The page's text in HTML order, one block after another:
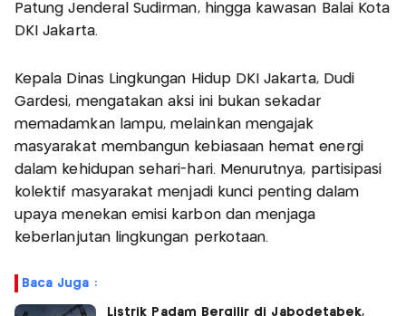
Patung Jenderal Sudirman, hingga kawasan Balai Kota
DKI Jakarta.
Kepala Dinas Lingkungan Hidup DKI Jakarta, Dudi
Gardesi, mengatakan aksi ini bukan sekadar
memadamkan lampu, melainkan mengajak
masyarakat membangun kebiasaan hemat energi
dalam kehidupan sehari-hari. Menurutnya, partisipasi
kolektif masyarakat menjadi kunci penting dalam
upaya menekan emisi karbon dan menjaga
keberlanjutan lingkungan perkotaan.
Baca Juga :
Listrik Padam Bergilir di Jabodetabek,